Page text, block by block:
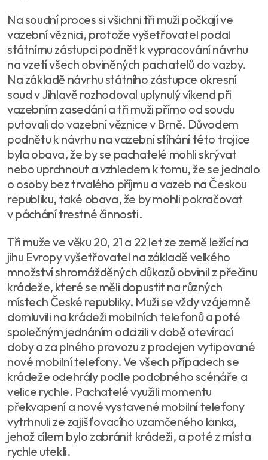
Na soudní proces si všichni tři muži počkají ve
vazební věznici, protože vyšetřovatel podal
státnímu zástupci podnět k vypracování návrhu
na vzetí všech obviněných pachatelů do vazby.
Na základě návrhu státního zástupce okresní
soud v Jihlavě rozhodoval uplynulý víkend při
vazebním zasedání a tři muži přímo od soudu
putovali do vazební věznice v Brně. Důvodem
podnětu k návrhu na vazební stíhání této trojice
byla obava, že by se pachatelé mohli skrývat
nebo uprchnout a vzhledem k tomu, že se jednalo
o osoby bez trvalého příjmu a vazeb na Českou
republiku, také obava, že by mohli pokračovat
v páchání trestné činnosti.
Tři muže ve věku 20, 21 a 22 let ze země ležící na
jihu Evropy vyšetřovatel na základě velkého
množství shromážděných důkazů obvinil z přečinu
krádeže, které se měli dopustit na různých
místech České republiky. Muži se vždy vzájemně
domluvili na krádeži mobilních telefonů a poté
společným jednáním odcizili v době otevírací
doby a za plného provozu z prodejen vytipované
nové mobilní telefony. Ve všech případech se
krádeže odehrály podle podobného scénáře a
velice rychle. Pachatelé využili momentu
překvapení a nové vystavené mobilní telefony
vytrhnuli ze zajišťovacího uzamčeného lanka,
jehož cílem bylo zabránit krádeži, a poté z místa
rychle utekli.